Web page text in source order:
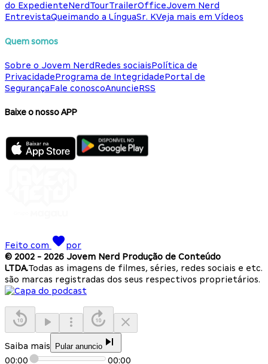
do ExpedienteNerdTourTrailerOfficeJovem Nerd
EntrevistaQueimando a LínguaSr. KVeja mais em Vídeos
Quem somos
Sobre o Jovem NerdRedes sociaisPolítica de
PrivacidadePrograma de IntegridadePortal de
SegurançaFale conoscoAnuncieRSS
Baixe o nosso APP
Feito com
por
© 2002 - 2026 Jovem Nerd Produção de Conteúdo
LTDA.Todas as imagens de filmes, séries, redes sociais e etc.
são marcas registradas dos seus respectivos proprietários.
Saiba mais Pular anuncio
00:00 00:00